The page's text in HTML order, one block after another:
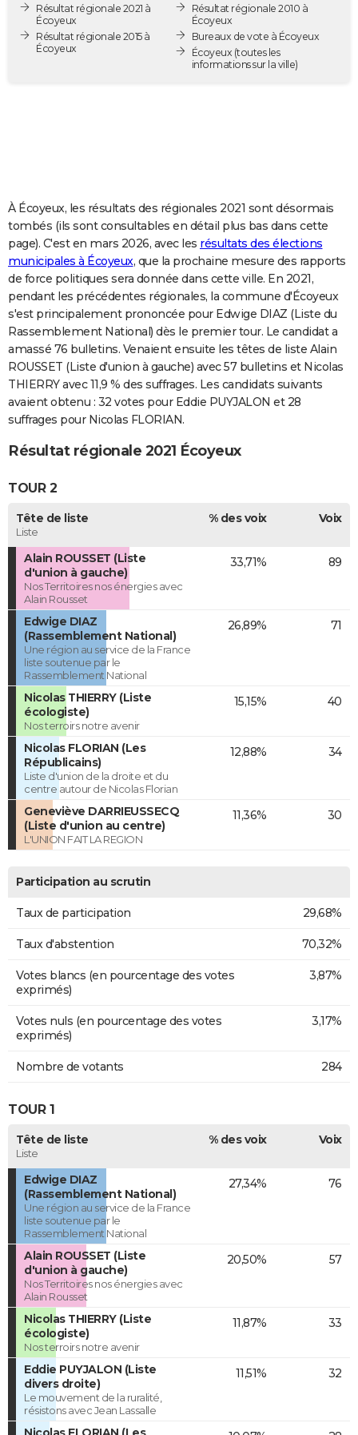
Destinations
City break
Voyage nature
Voyage de noces
Forum
PHOTO
GUIDES D'ACHAT
COPAINS D'AVANT
S'inscrire
Se connecter
Lycées
Collèges
Primaires
Universités
Entreprises
Service militaire
Avis de recherche
AVIS DE DÉCÈS
FORUM
Bricolage
Lifestyle
Culture
Sport
Auto
Television
Voyage
Cinema
Résultat régionale 2021 à
Écoyeux
Résultat régionale 2015 à
Écoyeux
Résultat régionale 2010 à
Écoyeux
Bureaux de vote à Écoyeux
Écoyeux (toutes les
informations sur la ville)
À Écoyeux, les résultats des régionales 2021 sont désormais
tombés (ils sont consultables en détail plus bas dans cette
page). C'est en mars 2026, avec les résultats des élections
municipales à Écoyeux, que la prochaine mesure des rapports
de force politiques sera donnée dans cette ville. En 2021,
pendant les précédentes régionales, la commune d'Écoyeux
s'est principalement prononcée pour Edwige DIAZ (Liste du
Rassemblement National) dès le premier tour. Le candidat a
amassé 76 bulletins. Venaient ensuite les têtes de liste Alain
ROUSSET (Liste d'union à gauche) avec 57 bulletins et Nicolas
THIERRY avec 11,9 % des suffrages. Les candidats suivants
avaient obtenu : 32 votes pour Eddie PUYJALON et 28
suffrages pour Nicolas FLORIAN.
Résultat régionale 2021 Écoyeux
TOUR 2
Tête de liste
Liste
% des voix Voix
Alain ROUSSET (Liste
d'union à gauche)
Nos Territoires nos énergies avec
Alain Rousset
33,71% 89
Edwige DIAZ
(Rassemblement National)
Une région au service de la France
liste soutenue par le
Rassemblement National
26,89% 71
Nicolas THIERRY (Liste
écologiste)
Nos terroirs notre avenir
15,15% 40
Nicolas FLORIAN (Les
Républicains)
Liste d'union de la droite et du
centre autour de Nicolas Florian
12,88% 34
Geneviève DARRIEUSSECQ
(Liste d'union au centre)
L'UNION FAIT LA REGION
11,36% 30
Participation au scrutin
Taux de participation 29,68%
Taux d'abstention 70,32%
Votes blancs (en pourcentage des votes
exprimés)
3,87%
Votes nuls (en pourcentage des votes
exprimés)
3,17%
Nombre de votants 284
TOUR 1
Tête de liste
Liste
% des voix Voix
Edwige DIAZ
(Rassemblement National)
Une région au service de la France
liste soutenue par le
Rassemblement National
27,34% 76
Alain ROUSSET (Liste
d'union à gauche)
Nos Territoires nos énergies avec
Alain Rousset
20,50% 57
Nicolas THIERRY (Liste
écologiste)
Nos terroirs notre avenir
11,87% 33
Eddie PUYJALON (Liste
divers droite)
Le mouvement de la ruralité,
résistons avec Jean Lassalle
11,51% 32